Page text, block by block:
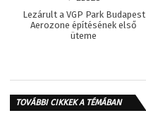
Lezárult a VGP Park Budapest
Aerozone építésének első
üteme
TOVÁBBI CIKKEK A TÉMÁBAN